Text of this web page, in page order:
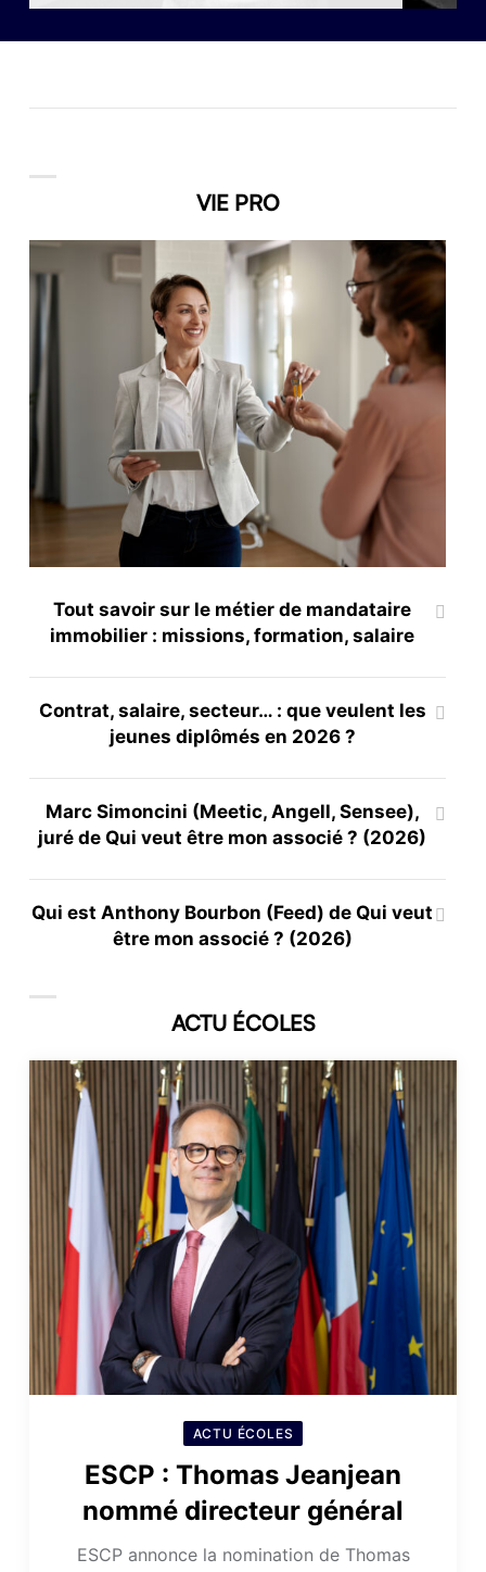
VIE PRO
Tout savoir sur le métier de mandataire
immobilier : missions, formation, salaire
Contrat, salaire, secteur… : que veulent les
jeunes diplômés en 2026 ?
Marc Simoncini (Meetic, Angell, Sensee),
juré de Qui veut être mon associé ? (2026)
Qui est Anthony Bourbon (Feed) de Qui veut
être mon associé ? (2026)
ACTU ÉCOLES
ACTU ÉCOLES
ESCP : Thomas Jeanjean
nommé directeur général
ESCP annonce la nomination de Thomas